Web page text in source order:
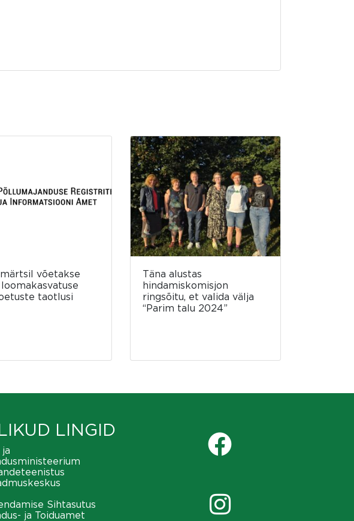
märtsil võetakse
taotlusi
Täna alustas
hindamiskomisjon
ringsõitu, et valida välja
“Parim talu 2024”
LINGID
Sihtasutus
ja Toiduamet